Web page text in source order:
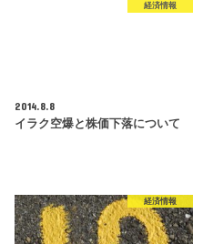
経済情報
2014.8.8
イラク空爆と株価下落について
経済情報